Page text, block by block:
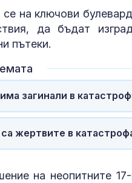
на ключови
да бъдат
пътеки.
загинали в
жертвите в
на неопитните